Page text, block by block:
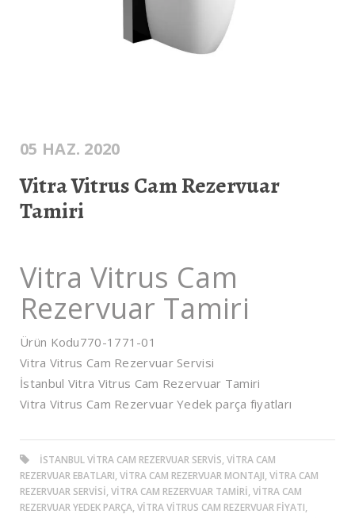
05 HAZ. 2020
Vitra Vitrus Cam Rezervuar
Tamiri
Vitra Vitrus Cam
Rezervuar Tamiri
Ürün Kodu770-1771-01
Vitra Vitrus Cam Rezervuar Servisi
İstanbul Vitra Vitrus Cam Rezervuar Tamiri
Vitra Vitrus Cam Rezervuar Yedek parça fiyatları
ISTANBUL VITRA CAM REZERVUAR SERVIS, VITRA CAM
REZERVUAR EBATLARI, VITRA CAM REZERVUAR MONTAJI, VITRA CAM
REZERVUAR SERVISI, VITRA CAM REZERVUAR TAMIRI, VITRA CAM
REZERVUAR YEDEK PARÇA, VITRA VITRUS CAM REZERVUAR FIYATI,